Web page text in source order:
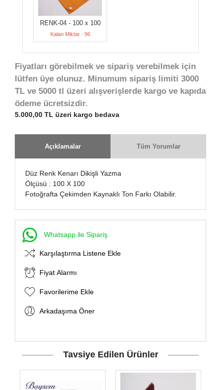
RENK-04 - 100 x 100
Kalan Miktar : 96
Fiyatları görebilmek ve sipariş verebilmek için
lütfen üye olunuz. Minumum sipariş limiti 3000
TL ve 5000 tl üzeri alışverişlerde kargo ve kapıda
ödeme ücretsizdir.
5.000,00 TL üzeri kargo bedava
Açıklamalar Tüm Yorumlar
Düz Renk Kenarı Dikişli Yazma
Ölçüsü : 100 X 100
Fotoğrafta Çekimden Kaynaklı Ton Farkı Olabilir.
Whatsapp ile Sipariş
Karşılaştırma Listene Ekle
Fiyat Alarmı
Favorilerime Ekle
Arkadaşıma Öner
Tavsiye Edilen Ürünler